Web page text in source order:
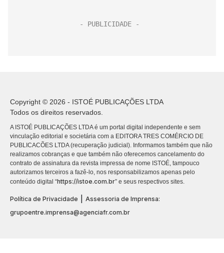
Copyright © 2026 - ISTOÉ PUBLICAÇÕES LTDA
Todos os direitos reservados.
A ISTOÉ PUBLICAÇÕES LTDA é um portal digital independente e sem
vinculação editorial e societária com a EDITORA TRES COMÉRCIO DE
PUBLICACÕES LTDA (recuperação judicial). Informamos também que não
realizamos cobranças e que também não oferecemos cancelamento do
contrato de assinatura da revista impressa de nome ISTOÉ, tampouco
autorizamos terceiros a fazê-lo, nos responsabilizamos apenas pelo
conteúdo digital “https://istoe.com.br” e seus respectivos sites.
Política de Privacidade
Assessoria de Imprensa:
grupoentre.imprensa@agenciafr.com.br